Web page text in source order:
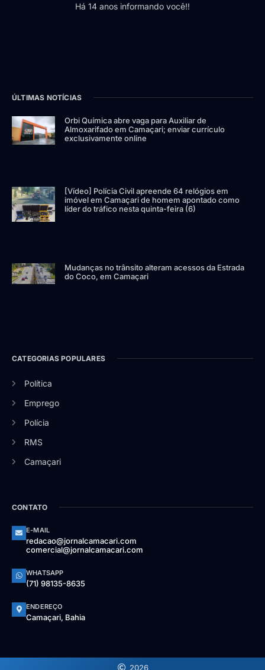
Há 14 anos informando você!!
ÚLTIMAS NOTÍCIAS
Orbi Química abre vaga para Auxiliar de
Almoxarifado em Camaçari; enviar currículo
exclusivamente online
[Vídeo] Polícia Civil apreende 64 relógios em
imóvel em Camaçari de homem apontado como
líder do tráfico nesta quinta-feira (6)
Mudanças no trânsito alteram acessos da Estrada
do Coco, em Camaçari
CATEGORIAS POPULARES
Política
Emprego
Polícia
RMS
Camaçari
CONTATO
E-MAIL
redacao@jornalcamacari.com
comercial@jornalcamacari.com
WHATSAPP
(71) 98135-8635
ENDEREÇO
Camaçari, Bahia
2026